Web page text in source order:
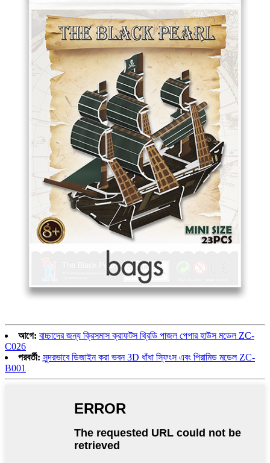
আগে: বাচ্চাদের জন্য ক্রিসমাস ক্রাফটস থ্রিডি পাজল পেপার হাউস মডেল ZC-
C026
পরবর্তী: সুন্দরভাবে ডিজাইন করা ভবন 3D ধাঁধা স্ফিংস এবং পিরামিড মডেল ZC-
B001